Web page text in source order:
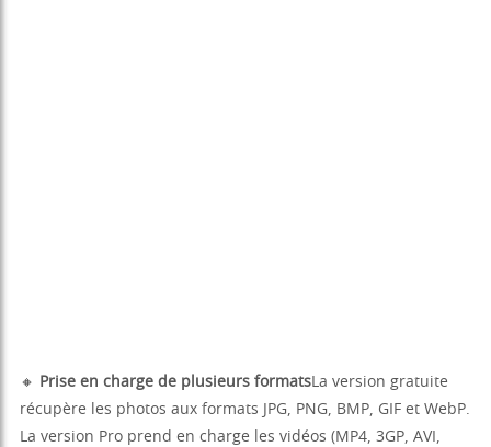
🔸 Prise en charge de plusieurs formatsLa version gratuite
récupère les photos aux formats JPG, PNG, BMP, GIF et WebP.
La version Pro prend en charge les vidéos (MP4, 3GP, AVI,